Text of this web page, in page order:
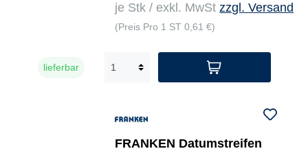
je Stk / exkl. MwStzzgl. Versand
(Preis Pro 1 ST 0,61 €)
lieferbar
FRANKEN Datumstreifen